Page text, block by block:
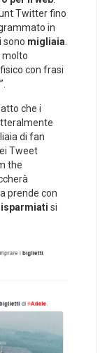
Twitter fino
in
sono migliaia
molto
con frasi
che i
di fan
Tweet
the
prende con
si